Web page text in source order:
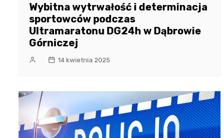
Wybitna wytrwałość i determinacja
sportowców podczas
Ultramaratonu DG24h w Dąbrowie
Górniczej
14 kwietnia 2025